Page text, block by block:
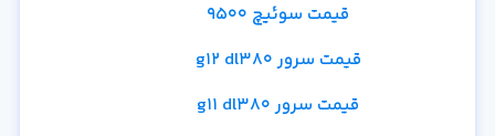
قیمت سوئیچ 9500
قیمت سرور g12 dl380
قیمت سرور g11 dl380